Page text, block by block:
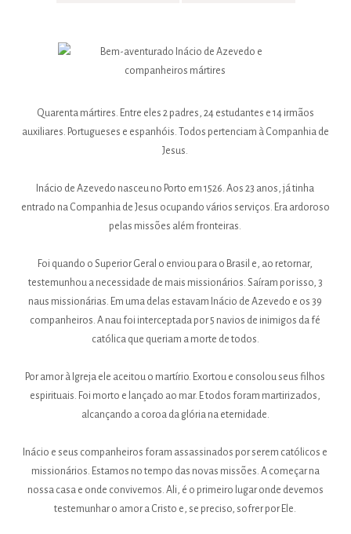
Quarenta mártires. Entre eles 2 padres, 24 estudantes e 14 irmãos
auxiliares. Portugueses e espanhóis. Todos pertenciam à Companhia de
Jesus.
Inácio de Azevedo nasceu no Porto em 1526. Aos 23 anos, já tinha
entrado na Companhia de Jesus ocupando vários serviços. Era ardoroso
pelas missões além fronteiras.
Foi quando o Superior Geral o enviou para o Brasil e, ao retornar,
testemunhou a necessidade de mais missionários. Saíram por isso, 3
naus missionárias. Em uma delas estavam Inácio de Azevedo e os 39
companheiros. A nau foi interceptada por 5 navios de inimigos da fé
católica que queriam a morte de todos.
Por amor à Igreja ele aceitou o martírio. Exortou e consolou seus filhos
espirituais. Foi morto e lançado ao mar. E todos foram martirizados,
alcançando a coroa da glória na eternidade.
Inácio e seus companheiros foram assassinados por serem católicos e
missionários. Estamos no tempo das novas missões. A começar na
nossa casa e onde convivemos. Ali, é o primeiro lugar onde devemos
testemunhar o amor a Cristo e, se preciso, sofrer por Ele.